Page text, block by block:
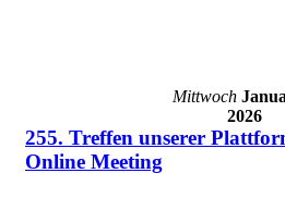
Mittwoch
2026
255. Treffen unserer
Online Meeting